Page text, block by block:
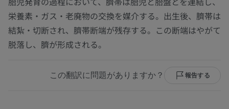
栄養素・ガス・老廃物の交換を媒介する。出生後、臍帯は
結紮・切断され、臍帯断端が残存する。この断端はやがて
脱落し、臍が形成される。
この翻訳に問題がありますか？ 報告する